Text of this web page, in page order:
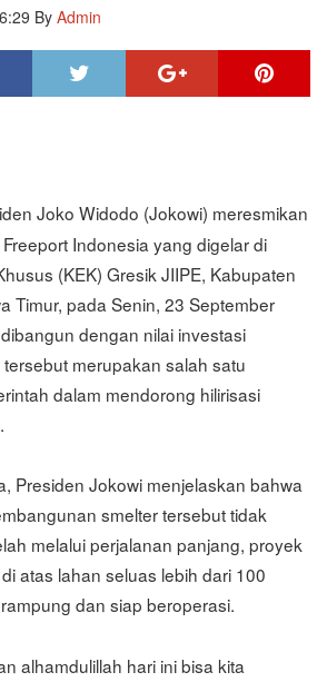
By Admin
Joko Widodo (Jokowi) meresmikan
Indonesia yang digelar di
(KEK) Gresik JIIPE, Kabupaten
Timur, pada Senin, 23 September
dengan nilai investasi
merupakan salah satu
dalam mendorong hilirisasi
Presiden Jokowi menjelaskan bahwa
smelter tersebut tidak
melalui perjalanan panjang, proyek
atas lahan seluas lebih dari 100
dan siap beroperasi.
alhamdulillah hari ini bisa kita